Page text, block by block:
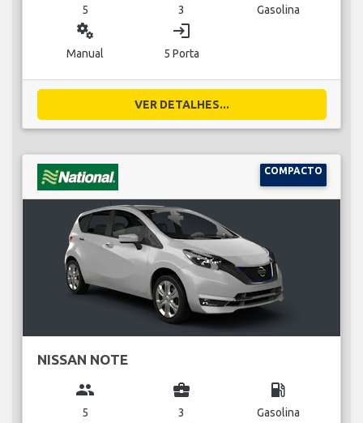
5 3 Gasolina
miscellaneous_services
Manual
login
5 Porta
VER DETALHES...
COMPACTO
NISSAN NOTE
group
5
business_center
3
local_gas_station
Gasolina